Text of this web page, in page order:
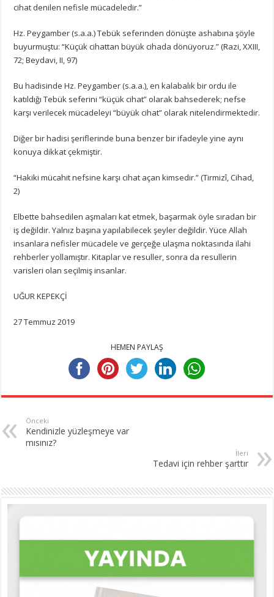
cihat denilen nefisle mücadeledir.”
Hz. Peygamber (s.a.a.) Tebük seferinden dönüşte ashabına şöyle
buyurmuştu: “Küçük cihattan büyük cihada dönüyoruz.” (Razi, XXIII,
72; Beydavi, II, 97)
Bu hadisinde Hz. Peygamber (s.a.a.), en kalabalık bir ordu ile
katıldığı Tebük seferini “küçük cihat” olarak bahsederek; nefse
karşı verilecek mücadeleyi “büyük cihat” olarak nitelendirmektedir.
Diğer bir hadisi şeriflerinde buna benzer bir ifadeyle yine aynı
konuya dikkat çekmiştir.
“Hakiki mücahit nefsine karşı cihat açan kimsedir.” (Tirmizî, Cihad,
2)
Elbette bahsedilen aşmaları kat etmek, başarmak öyle sıradan bir
iş değildir. Yalnız başına yapılabilecek şeyler değildir. Yüce Allah
insanlara nefisler mücadele ve gerçeğe ulaşma noktasında ilahi
rehberler yollamıştır. Kitaplar ve resuller, sonra da resullerin
varisleri olan seçilmiş insanlar.
UĞUR KEPEKÇİ
27 Temmuz 2019
HEMEN PAYLAŞ
Önceki
Kendinizle yüzleşmeye var
mısınız?
İleri
Tedavi için rehber şarttır